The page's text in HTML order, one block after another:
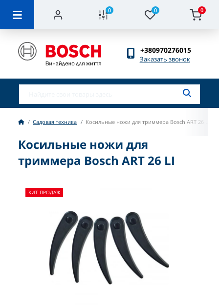
0 0 0
+380970276015
Заказать звонок
Садовая техника Косильные ножи для триммера Bosch ART 26 LI
Косильные ножи для
триммера Bosch ART 26 LI
ХИТ ПРОДАЖ